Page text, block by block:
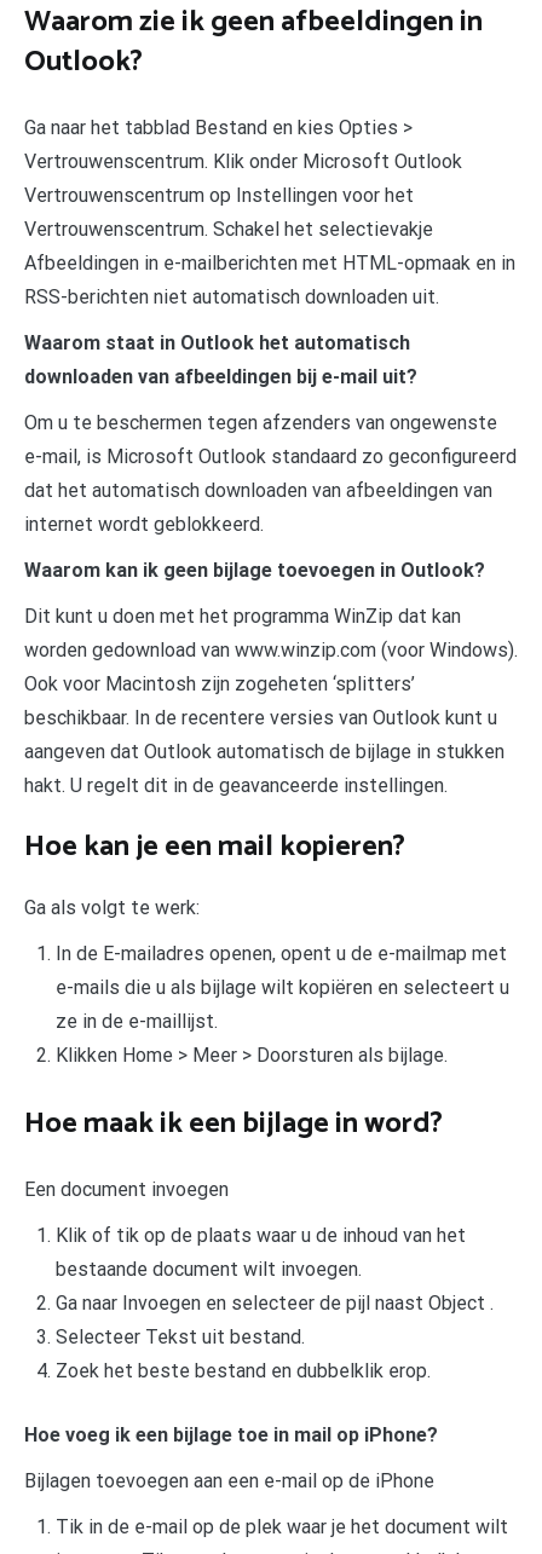
Waarom zie ik geen afbeeldingen in
Outlook?
Ga naar het tabblad Bestand en kies Opties >
Vertrouwenscentrum. Klik onder Microsoft Outlook
Vertrouwenscentrum op Instellingen voor het
Vertrouwenscentrum. Schakel het selectievakje
Afbeeldingen in e-mailberichten met HTML-opmaak en in
RSS-berichten niet automatisch downloaden uit.
Waarom staat in Outlook het automatisch
downloaden van afbeeldingen bij e-mail uit?
Om u te beschermen tegen afzenders van ongewenste
e-mail, is Microsoft Outlook standaard zo geconfigureerd
dat het automatisch downloaden van afbeeldingen van
internet wordt geblokkeerd.
Waarom kan ik geen bijlage toevoegen in Outlook?
Dit kunt u doen met het programma WinZip dat kan
worden gedownload van www.winzip.com (voor Windows).
Ook voor Macintosh zijn zogeheten ‘splitters’
beschikbaar. In de recentere versies van Outlook kunt u
aangeven dat Outlook automatisch de bijlage in stukken
hakt. U regelt dit in de geavanceerde instellingen.
Hoe kan je een mail kopieren?
Ga als volgt te werk:
In de E-mailadres openen, opent u de e-mailmap met
e-mails die u als bijlage wilt kopiëren en selecteert u
ze in de e-maillijst.
Klikken Home > Meer > Doorsturen als bijlage.
Hoe maak ik een bijlage in word?
Een document invoegen
Klik of tik op de plaats waar u de inhoud van het
bestaande document wilt invoegen.
Ga naar Invoegen en selecteer de pijl naast Object .
Selecteer Tekst uit bestand.
Zoek het beste bestand en dubbelklik erop.
Hoe voeg ik een bijlage toe in mail op iPhone?
Bijlagen toevoegen aan een e-mail op de iPhone
Tik in de e-mail op de plek waar je het document wilt